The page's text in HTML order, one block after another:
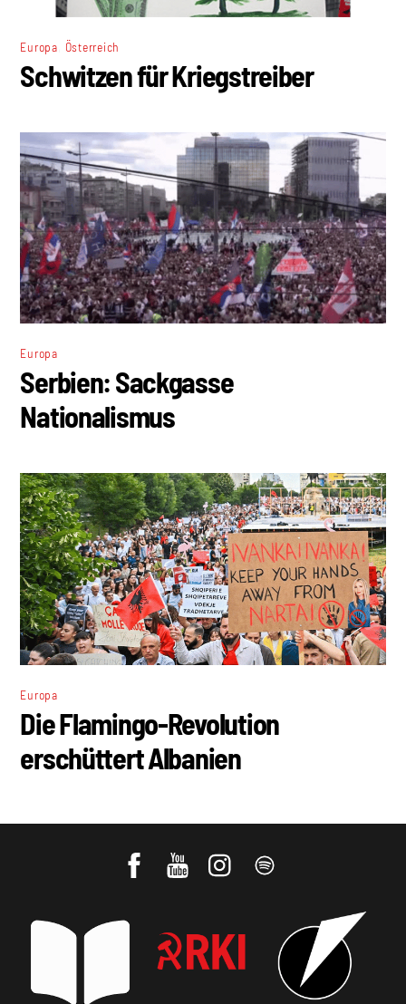
Europa Österreich
Schwitzen für Kriegstreiber
Europa
Serbien: Sackgasse
Nationalismus
Europa
Die Flamingo-Revolution
erschüttert Albanien